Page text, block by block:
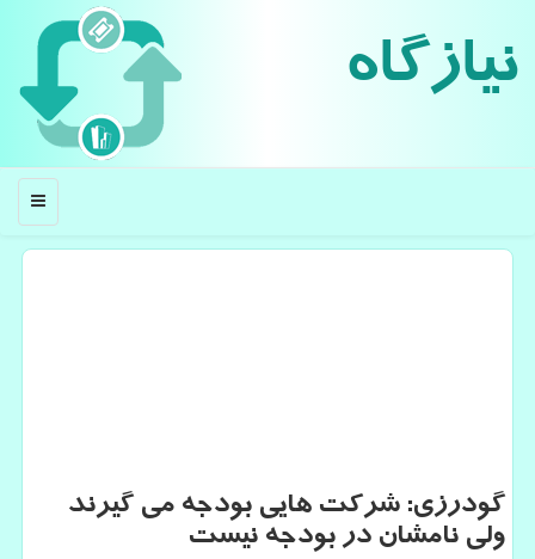
نیازگاه
منو
گودرزی: شركت هایی بودجه می گیرند
ولی نامشان در بودجه نیست